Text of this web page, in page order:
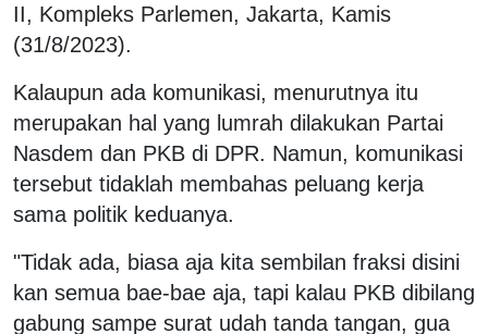
II, Kompleks Parlemen, Jakarta, Kamis
(31/8/2023).
Kalaupun ada komunikasi, menurutnya itu
merupakan hal yang lumrah dilakukan Partai
Nasdem dan PKB di DPR. Namun, komunikasi
tersebut tidaklah membahas peluang kerja
sama politik keduanya.
"Tidak ada, biasa aja kita sembilan fraksi disini
kan semua bae-bae aja, tapi kalau PKB dibilang
gabung sampe surat udah tanda tangan, gua